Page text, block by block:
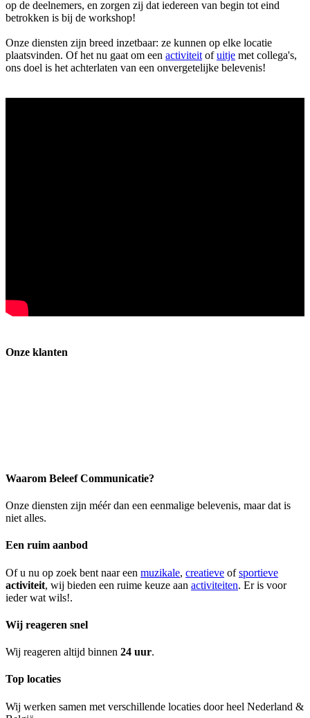
op de deelnemers, en zorgen zij dat iedereen van begin tot eind
betrokken is bij de workshop!
Onze diensten zijn breed inzetbaar: ze kunnen op elke locatie
plaatsvinden. Of het nu gaat om een activiteit ofuitje met collega's,
ons doel is het achterlaten van een onvergetelijke belevenis!
Onze klanten
Waarom Beleef Communicatie?
Onze diensten zijn méér dan een eenmalige belevenis, maar dat is
niet alles.
Een ruim aanbod
Of u nu op zoek bent naar een muzikale, creatieve ofsportieve
activiteit, wij bieden een ruime keuze aan activiteiten. Er is voor
ieder wat wils!.
Wij reageren snel
Wij reageren altijd binnen 24 uur.
Top locaties
Wij werken samen met verschillende locaties door heel Nederland &